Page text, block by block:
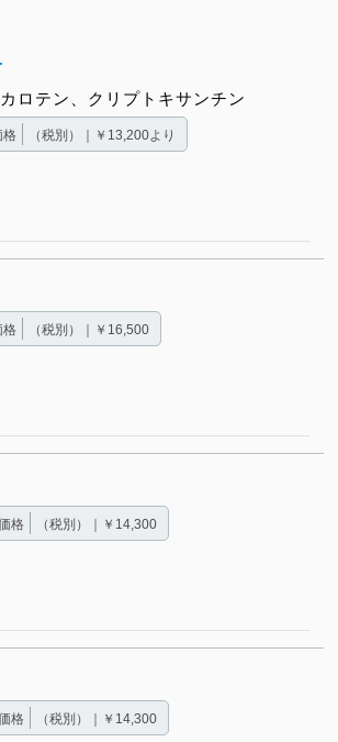
ロテン、クリプトキサンチン
格 （税別）｜￥13,200より
格 （税別）｜￥16,500
格 （税別）｜￥14,300
格 （税別）｜￥14,300